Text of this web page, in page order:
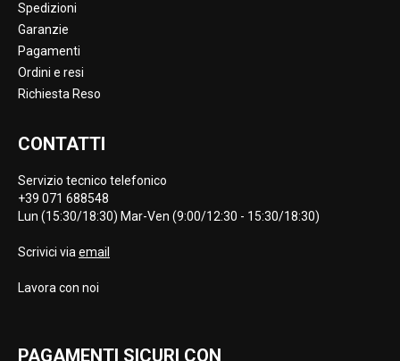
Spedizioni
Garanzie
Pagamenti
Ordini e resi
Richiesta Reso
CONTATTI
Servizio tecnico telefonico
+39 071 688548
Lun (15:30/18:30) Mar-Ven (9:00/12:30 - 15:30/18:30)
Scrivici via email
Lavora con noi
PAGAMENTI SICURI CON